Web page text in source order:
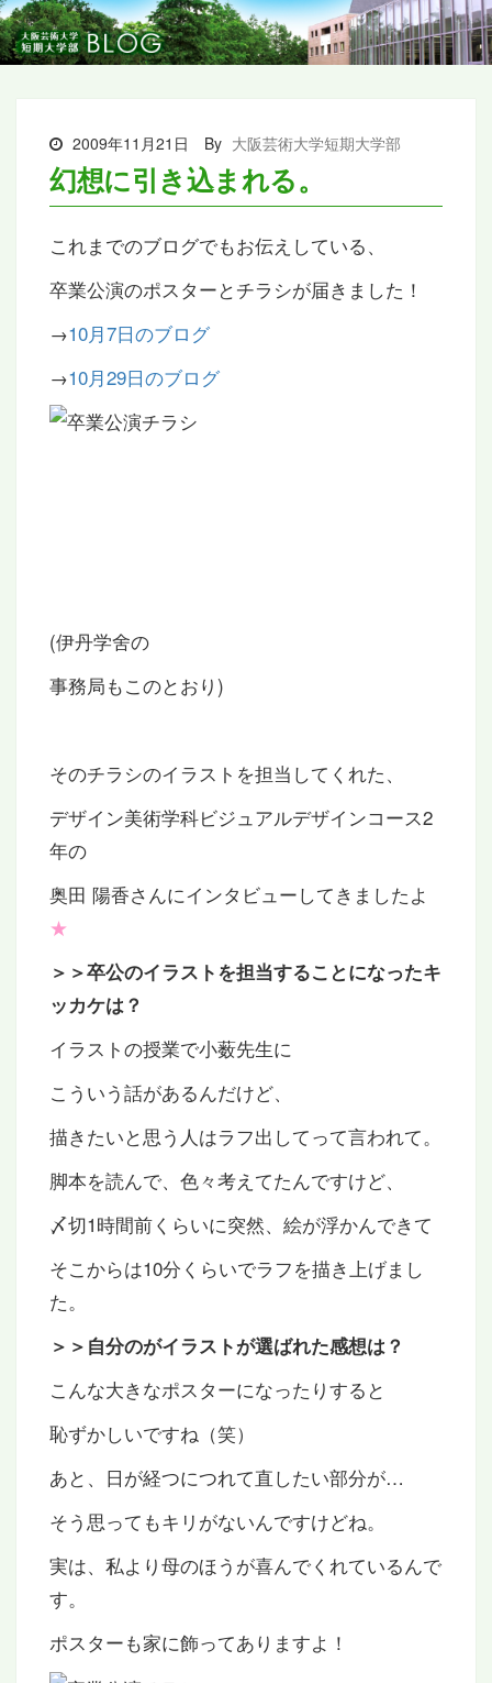
2009年11月21日 By 大阪芸術大学短期大学部
幻想に引き込まれる。
これまでのブログでもお伝えしている、
卒業公演のポスターとチラシが届きました！
→10月7日のブログ
→10月29日のブログ
(伊丹学舍の
事務局もこのとおり)
そのチラシのイラストを担当してくれた、
デザイン美術学科ビジュアルデザインコース2
年の
奥田 陽香さんにインタビューしてきましたよ
★
＞＞卒公のイラストを担当することになったキ
ッカケは？
イラストの授業で小薮先生に
こういう話があるんだけど、
描きたいと思う人はラフ出してって言われて。
脚本を読んで、色々考えてたんですけど、
〆切1時間前くらいに突然、絵が浮かんできて
そこからは10分くらいでラフを描き上げまし
た。
＞＞自分のがイラストが選ばれた感想は？
こんな大きなポスターになったりすると
恥ずかしいですね（笑）
あと、日が経つにつれて直したい部分が…
そう思ってもキリがないんですけどね。
実は、私より母のほうが喜んでくれているんで
す。
ポスターも家に飾ってありますよ！